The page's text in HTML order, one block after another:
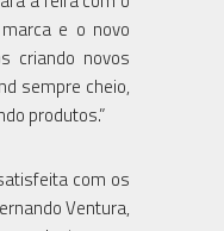
e o novo
criando novos
sempre cheio,
produtos.”
com os
Ventura,